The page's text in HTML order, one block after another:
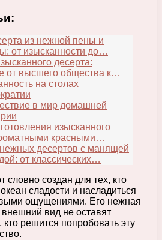
из нежной пены и
от изысканности до…
десерта:
от высшего общества к…
на столах
в мир домашней
изысканного
красными…
десертов с манящей
от классических…
словно создан для тех, кто
сладости и насладиться
ощущениями. Его нежная
внешний вид не оставят
решится попробовать эту